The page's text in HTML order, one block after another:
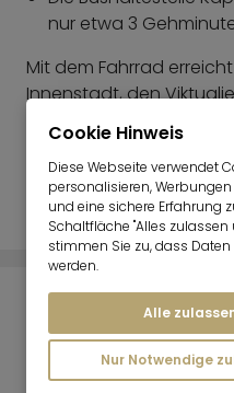
nur etwa 3
Mit dem Fahrrad
Innenstadt, den
Marienplatz in etwa 10
Heizungsart:
Cookie Hinweis
Diese Webseite verwendet
personalisieren,
und eine sichere Erfahrung
Schaltfläche "Alles
stimmen Sie zu, dass
werden.
Alle
Nur Notwendige